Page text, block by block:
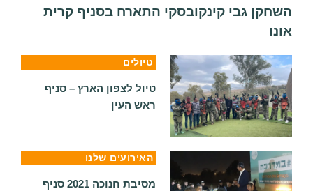
השחקן גבי קינקובסקי התארח בסניף קרית
אונו
טיולים
טיול לצפון הארץ – סניף
ראש העין
האירועים שלנו
מסיבת חנוכה 2021 סניף